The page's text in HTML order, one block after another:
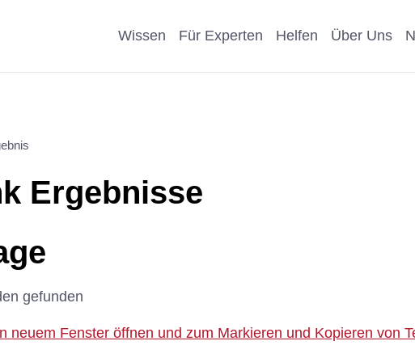
Wissen
Wissenschaftliche Argumente
Für Experten Helfen
Als Förderer/Förderin
spenden
Über Uns
Ergebnisse
gefunden
neuem Fenster öffnen und zum Markieren und Kopieren von